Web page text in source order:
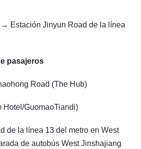
Estación Jinyun Road de la línea
pasajeros
Road (The Hub)
Hotel/GuomaoTiandi)
de la línea 13 del metro en West
de autobús West Jinshajiang